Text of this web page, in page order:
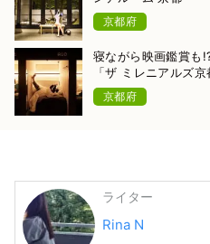
京都府
寝ながら映画鑑賞も
「ザ ミレニアルズ京
京都府
ライター
Rina N